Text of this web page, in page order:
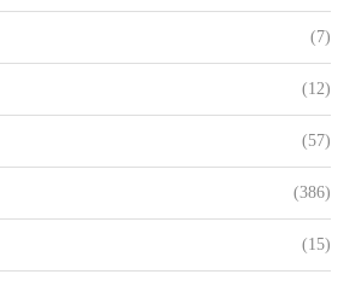
(7)
(12)
(57)
(386)
(15)